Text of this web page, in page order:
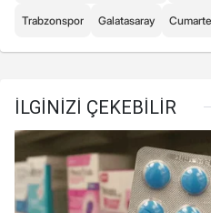
Trabzonspor Galatasaray